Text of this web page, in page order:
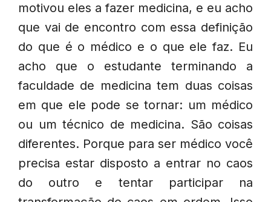
motivou eles a fazer medicina, e eu acho
que vai de encontro com essa definição
do que é o médico e o que ele faz. Eu
acho que o estudante terminando a
faculdade de medicina tem duas coisas
em que ele pode se tornar: um médico
ou um técnico de medicina. São coisas
diferentes. Porque para ser médico você
precisa estar disposto a entrar no caos
do outro e tentar participar na